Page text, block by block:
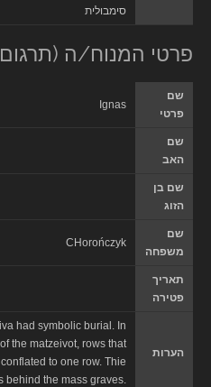
סימבולית
פרטי המנוח/ה
שם
פרטי
Ignas
שם
האב
שם בן
הזוג
שם
משפחה
CHorończyk
תאריך
פטירה
הערות
had symbolic burial. In
the matzeivot, rows that
to one row. Thie
behind the mass graves.